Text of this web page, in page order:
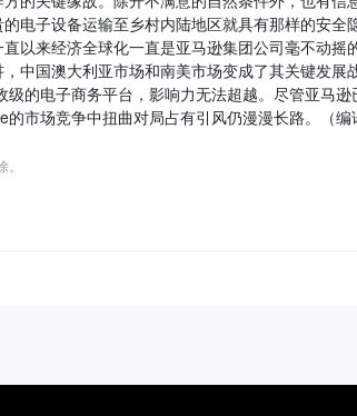
电子设备运输至乡村内陆地区就具有那样的安全
以来经济全球化一直是亚马逊集团公司毫不动摇
中国澳大利亚市场和南美市场变成了其关键发展
的电子商务平台，影响力无法超越。尽管亚马
市场竞争中扭曲对局占有引风仍漫漫长路。（编